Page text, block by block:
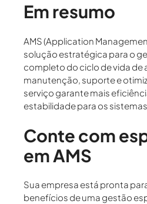
Em resumo
AMS (Application
solução estratégica para o
completo do ciclo de vida de
manutenção, suporte e
serviço garante mais
estabilidade para os
Conte com
em AMS
Sua empresa está pronta
benefícios de uma gestão